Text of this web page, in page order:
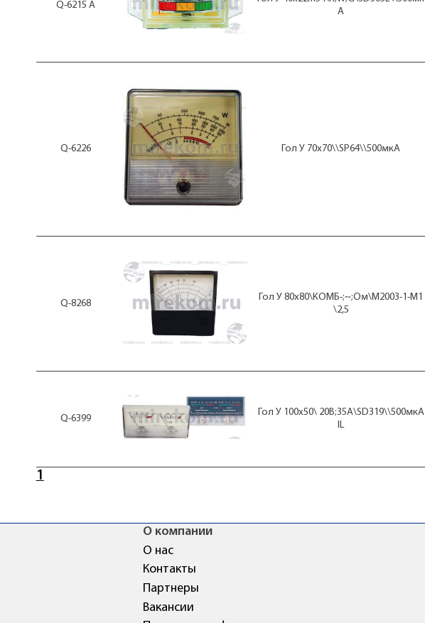
Q-6215 А
А
Q-6226 Гол У 70x70\\SP64\\500мкА
Q-8268
Гол У 80x80\КОМБ-;~;Ом\М2003-1-М1
\2,5
Q-6399
Гол У 100x50\ 20В;35А\SD319\\500мкА
IL
1
О компании
О нас
Контакты
Партнеры
Вакансии